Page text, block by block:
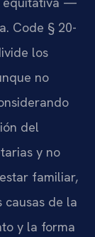
Code § 20-
los
no
del
y no
familiar,
causas de la
y la forma